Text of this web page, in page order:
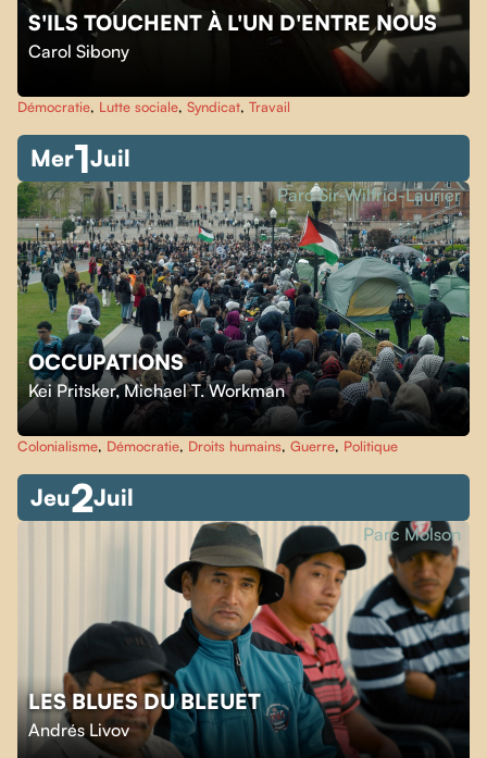
S'ILS TOUCHENT À L'UN D'ENTRE NOUS
Carol Sibony
Démocratie, Lutte sociale, Syndicat, Travail
Mer1Juil
OCCUPATIONS
Kei Pritsker,Michael T. Workman
Parc Sir-Wilfrid-Laurier
Colonialisme, Démocratie, Droits humains, Guerre, Politique
Jeu2Juil
LES BLUES DU BLEUET
Andrés Livov
Parc Molson